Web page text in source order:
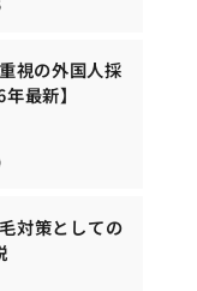
視の外国人採
最新】
対策としての